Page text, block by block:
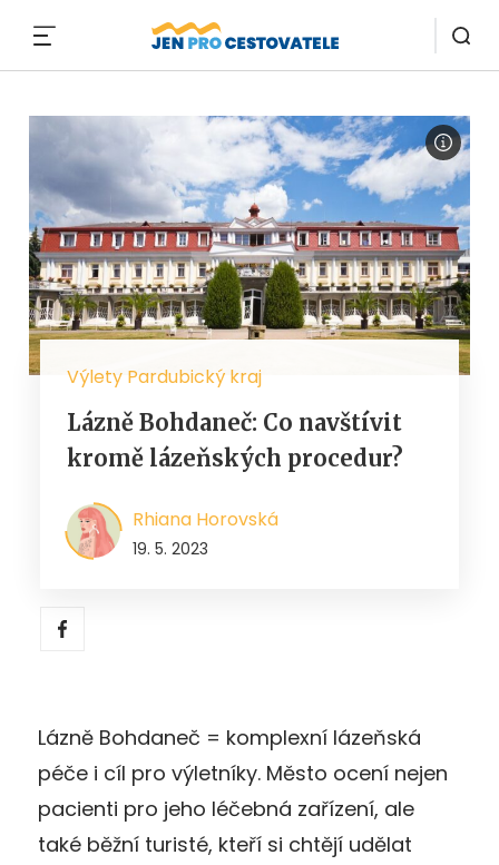
Výlety Pardubický kraj
Lázně Bohdaneč: Co navštívit
kromě lázeňských procedur?
Rhiana Horovská
19. 5. 2023
Lázně Bohdaneč = komplexní lázeňská
péče i cíl pro výletníky. Město ocení nejen
pacienti pro jeho léčebná zařízení, ale
také běžní turisté, kteří si chtějí udělat